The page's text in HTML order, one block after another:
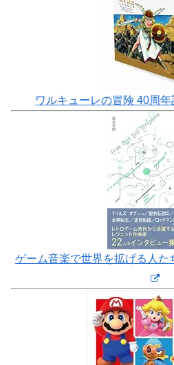
ワルキューレの冒険 40周
ゲーム音楽で世界を拡げる人た